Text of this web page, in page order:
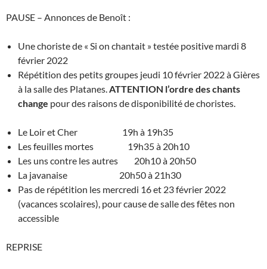
PAUSE – Annonces de Benoît :
Une choriste de « Si on chantait » testée positive mardi 8
février 2022
Répétition des petits groupes jeudi 10 février 2022 à Gières
à la salle des Platanes.ATTENTION l’ordre des chants
change pour des raisons de disponibilité de choristes.
Le Loir et Cher 19h à 19h35
Les feuilles mortes 19h35 à 20h10
Les uns contre les autres 20h10 à 20h50
La javanaise 20h50 à 21h30
Pas de répétition les mercredi 16 et 23 février 2022
(vacances scolaires), pour cause de salle des fêtes non
accessible
REPRISE